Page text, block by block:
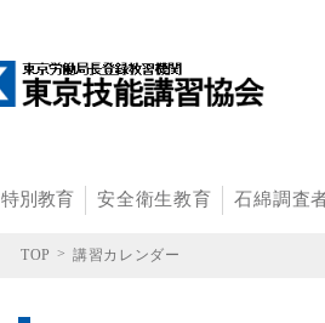
特別教育 安全衛生教育 石綿調査
TOP > 講習カレンダー